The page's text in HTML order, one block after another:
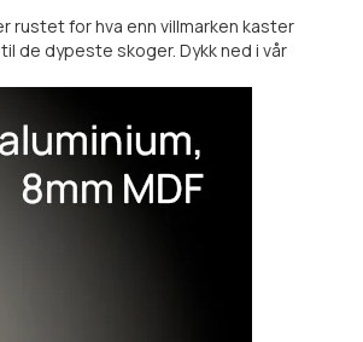
rustet for hva enn villmarken kaster
dypeste skoger. Dykk ned i vår